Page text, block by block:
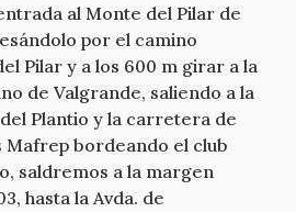
al Monte del Pilar de
por el camino
Pilar y a los 600 m girar a la
de Valgrande, saliendo a la
Plantio y la carretera de
Mafrep bordeando el club
saldremos a la margen
hasta la Avda. de